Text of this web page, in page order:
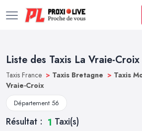
Liste des Taxis La Vraie-Croix
Taxis France > Taxis Bretagne > Taxis
Vraie-Croix
Département 56
Résultat : 1 Taxi(s)